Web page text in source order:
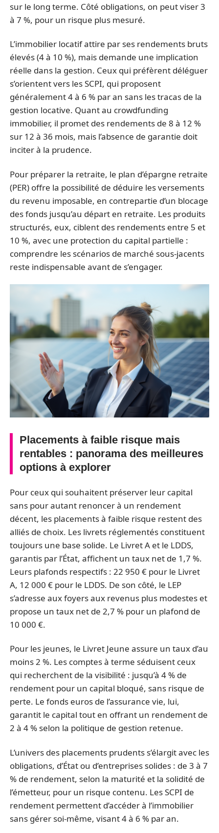
sur le long terme. Côté obligations, on peut viser 3
à 7 %, pour un risque plus mesuré.
L’immobilier locatif attire par ses rendements bruts
élevés (4 à 10 %), mais demande une implication
réelle dans la gestion. Ceux qui préfèrent déléguer
s’orientent vers les SCPI, qui proposent
généralement 4 à 6 % par an sans les tracas de la
gestion locative. Quant au crowdfunding
immobilier, il promet des rendements de 8 à 12 %
sur 12 à 36 mois, mais l’absence de garantie doit
inciter à la prudence.
Pour préparer la retraite, le plan d’épargne retraite
(PER) offre la possibilité de déduire les versements
du revenu imposable, en contrepartie d’un blocage
des fonds jusqu’au départ en retraite. Les produits
structurés, eux, ciblent des rendements entre 5 et
10 %, avec une protection du capital partielle :
comprendre les scénarios de marché sous-jacents
reste indispensable avant de s’engager.
Placements à faible risque mais
rentables : panorama des meilleures
options à explorer
Pour ceux qui souhaitent préserver leur capital
sans pour autant renoncer à un rendement
décent, les placements à faible risque restent des
alliés de choix. Les livrets réglementés constituent
toujours une base solide. Le Livret A et le LDDS,
garantis par l’État, affichent un taux net de 1,7 %.
Leurs plafonds respectifs : 22 950 € pour le Livret
A, 12 000 € pour le LDDS. De son côté, le LEP
s’adresse aux foyers aux revenus plus modestes et
propose un taux net de 2,7 % pour un plafond de
10 000 €.
Pour les jeunes, le Livret Jeune assure un taux d’au
moins 2 %. Les comptes à terme séduisent ceux
qui recherchent de la visibilité : jusqu’à 4 % de
rendement pour un capital bloqué, sans risque de
perte. Le fonds euros de l’assurance vie, lui,
garantit le capital tout en offrant un rendement de
2 à 4 % selon la politique de gestion retenue.
L’univers des placements prudents s’élargit avec les
obligations, d’État ou d’entreprises solides : de 3 à 7
% de rendement, selon la maturité et la solidité de
l’émetteur, pour un risque contenu. Les SCPI de
rendement permettent d’accéder à l’immobilier
sans gérer soi-même, visant 4 à 6 % par an.